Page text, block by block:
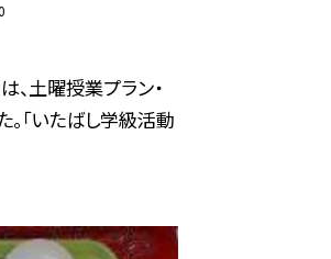
、土曜授業プラン・
「いたばし学級活動